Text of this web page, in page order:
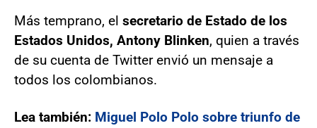
Más temprano, el secretario de Estado de los
Estados Unidos, Antony Blinken, quien a través
de su cuenta de Twitter envió un mensaje a
todos los colombianos.
Lea también: Miguel Polo Polo sobre triunfo de